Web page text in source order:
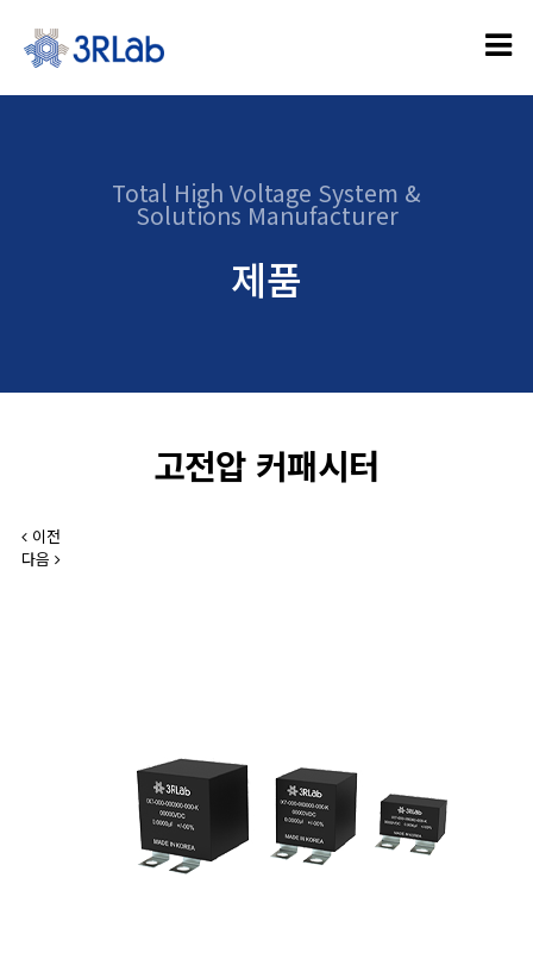
Total High Voltage System &
Solutions Manufacturer
제품
고전압 커패시터
이전
다음